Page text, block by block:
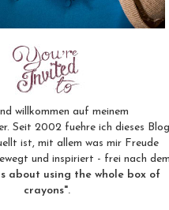
willkommen auf meinem
Seit 2002 fuehre ich dieses
ist, mit allem was mir Freude
und inspiriert - frei nach dem
about using the whole box of
crayons".